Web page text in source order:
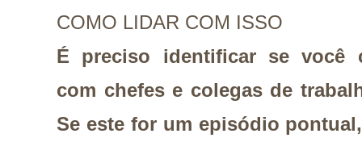
COMO LIDAR COM ISSO
É preciso identificar se você
com chefes e colegas de
Se este for um episódio